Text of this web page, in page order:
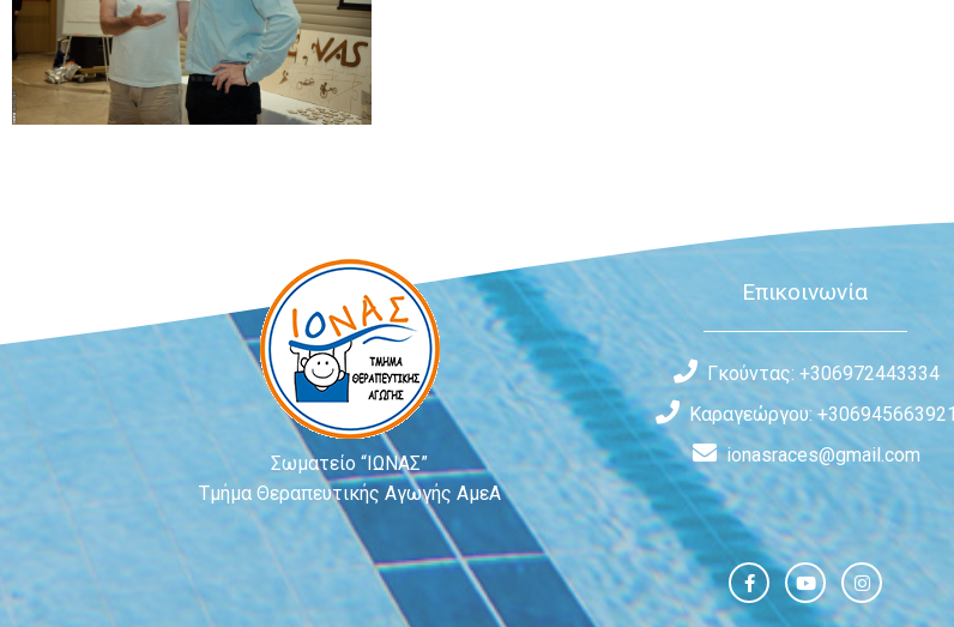
Σωματείο “ΙΩΝΑΣ”
Τμήμα Θεραπευτικής Αγωγής ΑμεΑ
Επικοινωνία
Γκούντας: +306972443334
Καραγεώργου: +306945663921
ionasraces@gmail.com